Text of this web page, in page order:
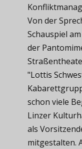
Von der
Schauspiel
der
"Lottis
schon viele
Linzer
als
mitgestalten.